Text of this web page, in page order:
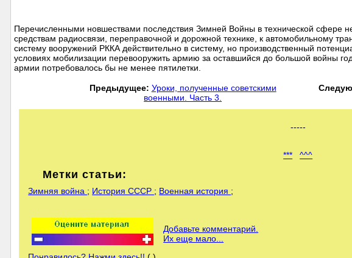
Перечисленными новшествами последствия Зимней Войны в технической сфере
средствам радиосвязи, переправочной и дорожной технике, к автомобильному
систему вооружений РККА действительно в систему, но производственный
условиях мобилизации перевооружить армию за оставшийся до большой войны
армии потребовалось бы не менее пятилетки.
Предыдущее: Уроки, полученные советскими
военными. Часть 3.
-----
*** ^^^
Метки статьи:
Зимняя война ; История СССР ; Военная история ;
Добавьте комментарий.
Их еще мало...